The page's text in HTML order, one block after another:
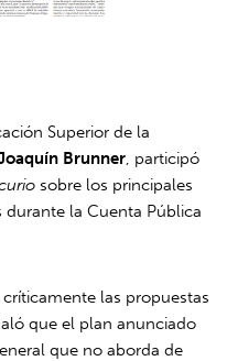
Superior de la
Brunner , participó
sobre los principales
la Cuenta Pública
las propuestas
que el plan anunciado
que no aborda de